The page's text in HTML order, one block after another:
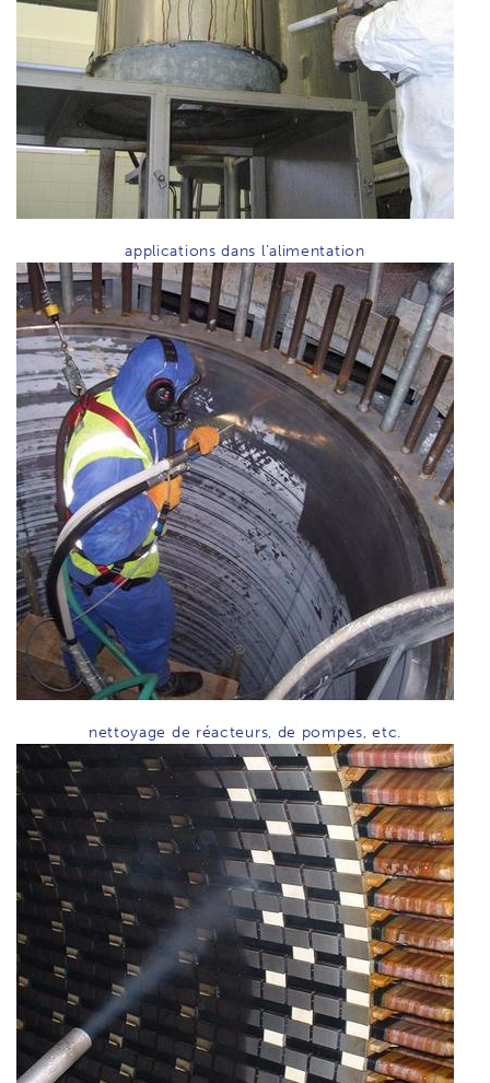
applications dans l’alimentation
nettoyage de réacteurs, de pompes, etc.